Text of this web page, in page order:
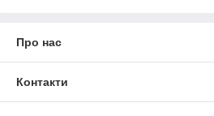
Про нас
Контакти